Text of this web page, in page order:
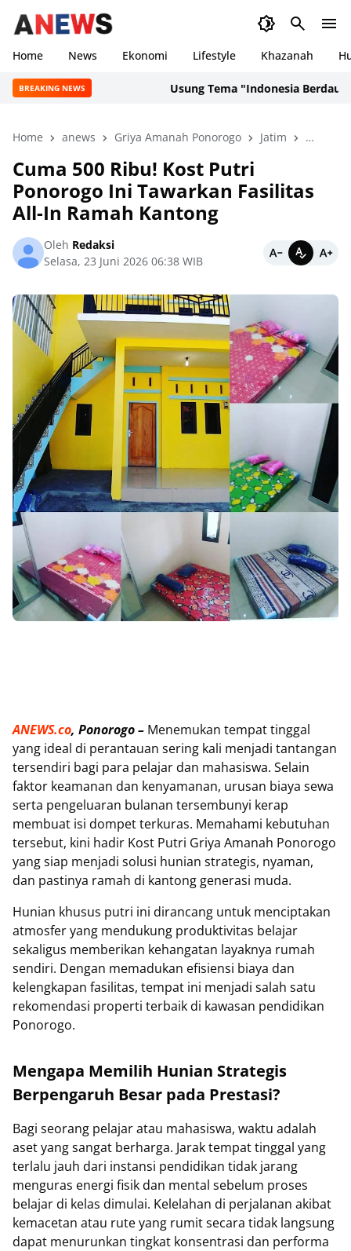
Home News Ekonomi Lifestyle Khazanah
BREAKING NEWS Usung Tema "Indonesia Berdaulat, Adil,
Home anews Griya Amanah Ponorogo Jatim Nasional
Cuma 500 Ribu! Kost Putri
Ponorogo Ini Tawarkan Fasilitas
All-In Ramah Kantong
Oleh Redaksi
Selasa, 23 Juni 2026 06:38 WIB
ANEWS.co, Ponorogo – Menemukan tempat tinggal
yang ideal di perantauan sering kali menjadi tantangan
tersendiri bagi para pelajar dan mahasiswa. Selain
faktor keamanan dan kenyamanan, urusan biaya sewa
serta pengeluaran bulanan tersembunyi kerap
membuat isi dompet terkuras. Memahami kebutuhan
tersebut, kini hadir Kost Putri Griya Amanah Ponorogo
yang siap menjadi solusi hunian strategis, nyaman,
dan pastinya ramah di kantong generasi muda.
Hunian khusus putri ini dirancang untuk menciptakan
atmosfer yang mendukung produktivitas belajar
sekaligus memberikan kehangatan layaknya rumah
sendiri. Dengan memadukan efisiensi biaya dan
kelengkapan fasilitas, tempat ini menjadi salah satu
rekomendasi properti terbaik di kawasan pendidikan
Ponorogo.
Mengapa Memilih Hunian Strategis
Berpengaruh Besar pada Prestasi?
Bagi seorang pelajar atau mahasiswa, waktu adalah
aset yang sangat berharga. Jarak tempat tinggal yang
terlalu jauh dari instansi pendidikan tidak jarang
menguras energi fisik dan mental sebelum proses
belajar di kelas dimulai. Kelelahan di perjalanan akibat
kemacetan atau rute yang rumit secara tidak langsung
dapat menurunkan tingkat konsentrasi dan performa